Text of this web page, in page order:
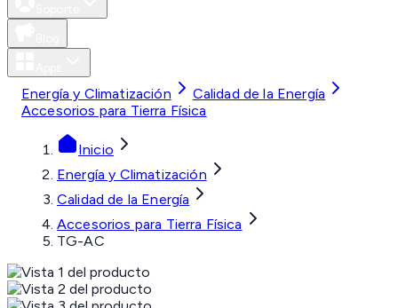
Energía y Climatización
Calidad de la Energía
Accesorios para Tierra Física
Inicio
Energía y Climatización
Calidad de la Energía
Accesorios para Tierra Física
TG-AC